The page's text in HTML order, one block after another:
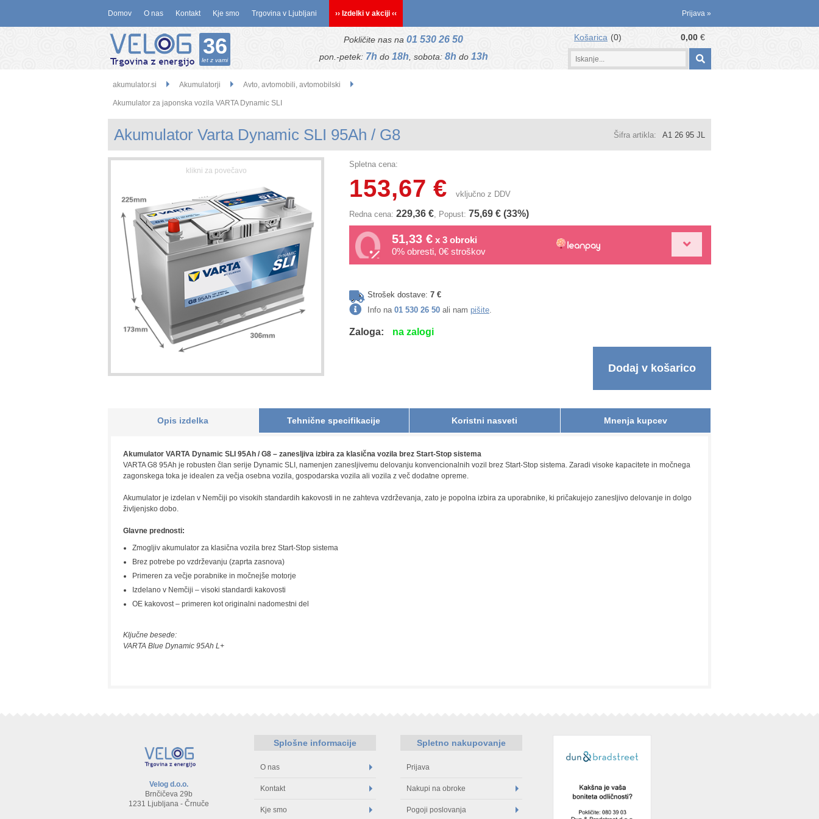
Domov O nas Kontakt Kje smo Trgovina v Ljubljani ›› Izdelki v akciji ‹‹ Prijava »
Košarica 0 0,00 €
36
let z vami
Pokličite nas na 01 530 26 50
pon.-petek: 7h do 18h , sobota: 8h do 13h
akumulator.si Akumulatorji Avto, avtomobili, avtomobilski
Akumulator za japonska vozila VARTA Dynamic SLI
Akumulator Varta Dynamic SLI 95Ah / G8
Spletna cena:
153,67 € vključno z DDV
Redna cena: 229,36 €, Popust: 75,69 € (33%)
51,33 € x 3 obroki
0% obresti, 0€ stroškov
Šifra artikla: A1 26 95 JL
Strošek dostave: 7 €
Info na 01 530 26 50 ali nam pišite.
Zaloga: na zalogi
Dodaj v košarico
Opis izdelka Tehnične specifikacije Koristni nasveti Mnenja kupcev
Akumulator VARTA Dynamic SLI 95Ah / G8 – zanesljiva izbira za klasična vozila brez Start-Stop sistema
VARTA G8 95Ah je robusten član serije Dynamic SLI, namenjen zanesljivemu delovanju konvencionalnih vozil brez Start-Stop sistema. Zaradi visoke kapacitete in močnega
zagonskega toka je idealen za večja osebna vozila, gospodarska vozila ali vozila z več dodatne opreme.
Akumulator je izdelan v Nemčiji po visokih standardih kakovosti in ne zahteva vzdrževanja, zato je popolna izbira za uporabnike, ki pričakujejo zanesljivo delovanje in dolgo
življenjsko dobo.
Glavne prednosti:
Zmogljiv akumulator za klasična vozila brez Start-Stop sistema
Brez potrebe po vzdrževanju (zaprta zasnova)
Primeren za večje porabnike in močnejše motorje
Izdelano v Nemčiji – visoki standardi kakovosti
OE kakovost – primeren kot originalni nadomestni del
Ključne besede:
VARTA Blue Dynamic 95Ah L+
Velog d.o.o.
Brnčičeva 29b
1231 Ljubljana - Črnuče
Splošne informacije
O nas
Kontakt
Kje smo
Spletno nakupovanje
Prijava
Nakupi na obroke
Pogoji poslovanja